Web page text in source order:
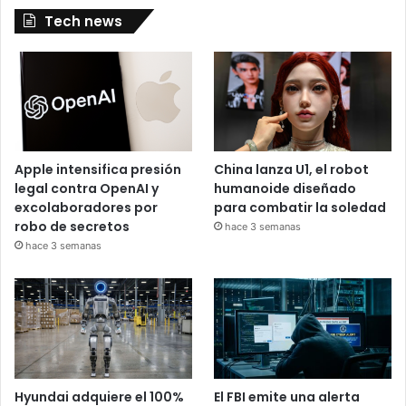
Tech news
Apple intensifica presión
legal contra OpenAI y
excolaboradores por
robo de secretos
hace 3 semanas
China lanza U1, el robot
humanoide diseñado
para combatir la soledad
hace 3 semanas
Hyundai adquiere el 100% El FBI emite una alerta